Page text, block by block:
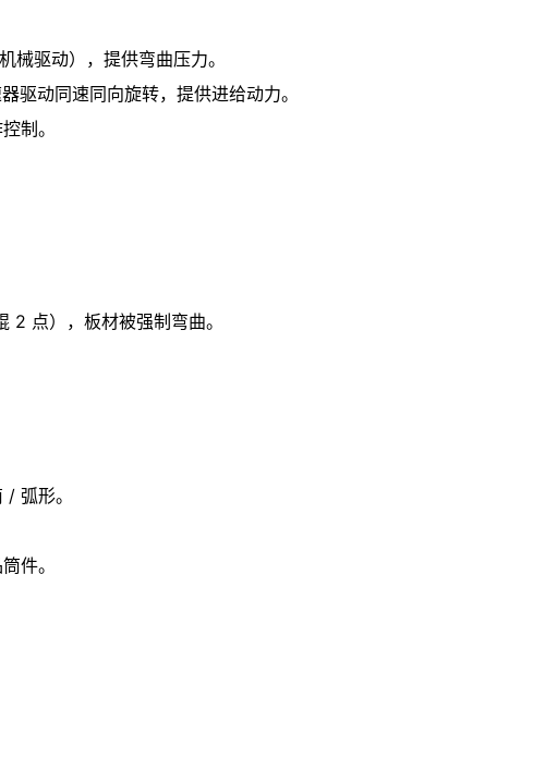
械驱动），提供弯曲压力。
驱动同速同向旋转，提供进给动力。
制。
2 点），板材被强制弯曲。
弧形。
件。